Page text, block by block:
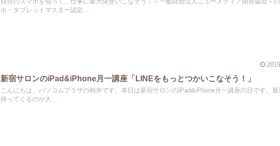
自分のスマホを知って、仕事に最大限使いこなそう！＜一般財団法人ニューメディア開発協会＞
ホ・タブレットマスター認定...
新宿サロンのiPad&iPhone月一講座「LINEをもっとつかいこなそう！」
こんにちは、パソコムプラザの柏井です。本日は新宿サロンのiPad&iPhone月一講座の日です。最
持ってくるのが大...